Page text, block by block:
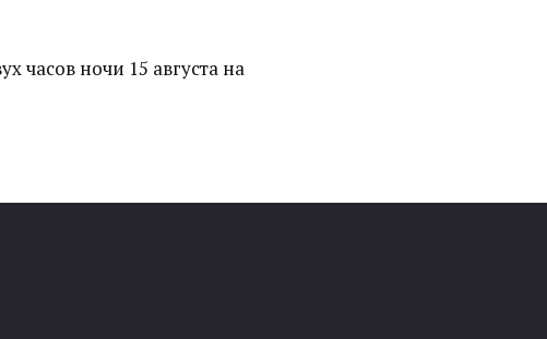
часов ночи 15 августа на